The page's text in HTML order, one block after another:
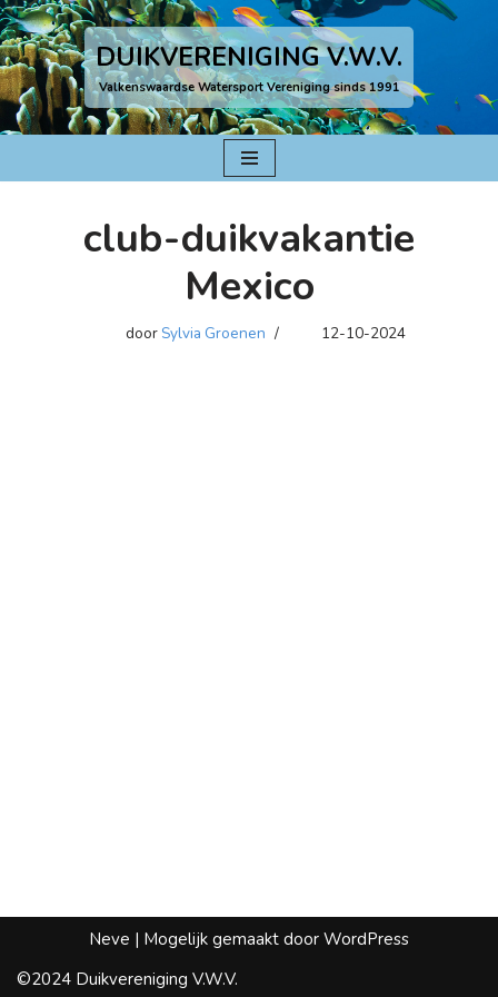
Ga
naar
de
inhoud
DUIKVERENIGING V.W.V.
Valkenswaardse Watersport Vereniging sinds 1991
club-duikvakantie
Mexico
door Sylvia Groenen 12-10-2024
Neve | Mogelijk gemaakt door WordPress
©2024 Duikvereniging V.W.V.